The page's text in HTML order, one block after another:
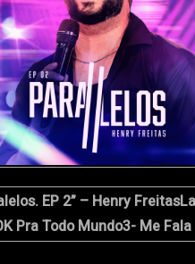
EP 2” – Henry Freitas
Pra Todo Mundo3- Me